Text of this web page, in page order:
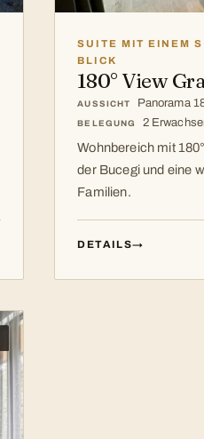
SUITE MIT EINEM
BLICK
180° View
AUSSICHT Panorama
BELEGUNG 2
Wohnbereich mit
der Bucegi und eine
Familien.
DETAILS→